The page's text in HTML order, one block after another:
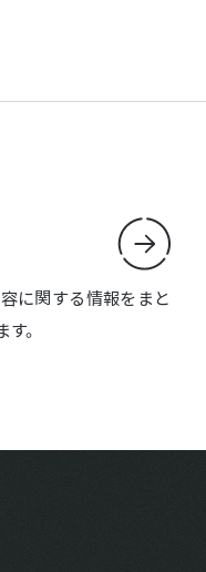
に関する情報をまと
。